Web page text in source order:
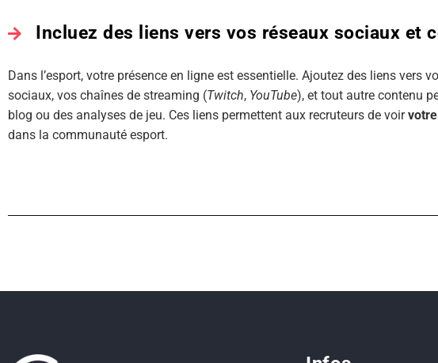
Incluez des liens vers vos réseaux sociaux et
Dans l’esport, votre présence en ligne est essentielle. Ajoutez des liens vers
sociaux, vos chaînes de streaming (Twitch, YouTube), et tout autre contenu
blog ou des analyses de jeu. Ces liens permettent aux recruteurs de voir
dans la communauté esport.